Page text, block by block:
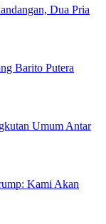
Dua Pria
Barito Putera
Umum Antar
Kami Akan